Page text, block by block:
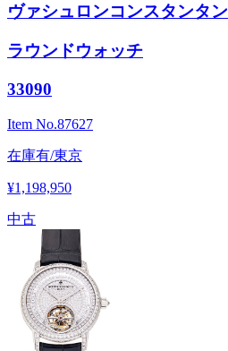
ヴァシュロンコンスタンタン
ラウンドウォッチ
33090
Item No.87627
在庫有/東京
¥1,198,950
中古